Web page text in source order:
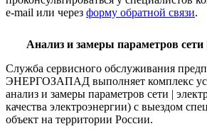
e-mail или через форму обратной связи.
Анализ и замеры параметров сети
Служба сервисного обслуживания
ЭНЕРГОЗАПАД выполняет комплекс
анализ и замеры параметров сети |
качества электроэнергии) с выездом
объект на территории России.